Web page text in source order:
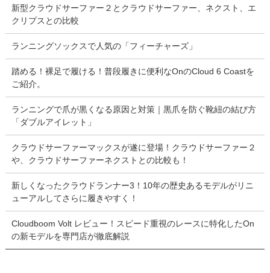
新型クラウドサーファー２とクラウドサーファー、ネクスト、エ
クリプスとの比較
ランニングソックスで人気の「フィーチャーズ」
踏める！裸足で履ける！普段履きに便利なOnのCloud 6 Coastを
ご紹介。
ランニングで爪が黒くなる原因と対策｜黒爪を防ぐ靴紐の結び方
「ダブルアイレット」
クラウドサーファーマックスが遂に登場！クラウドサーファー２
や、クラウドサーファーネクストとの比較も！
新しくなったクラウドランナー3！10年の歴史あるモデルがリニ
ューアルしてさらに履きやすく！
Cloudboom Volt レビュー！スピード重視のレースに特化したOn
の新モデルを専門店が徹底解説